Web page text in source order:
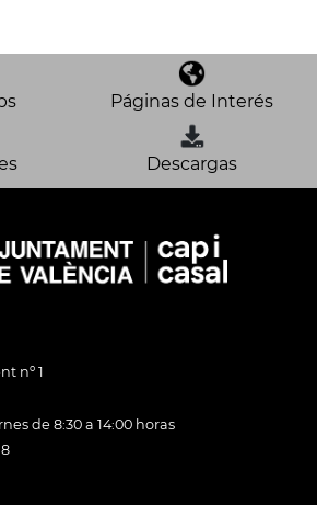
Páginas de Interés
Descargas
nº 1
de 8:30 a 14:00 horas